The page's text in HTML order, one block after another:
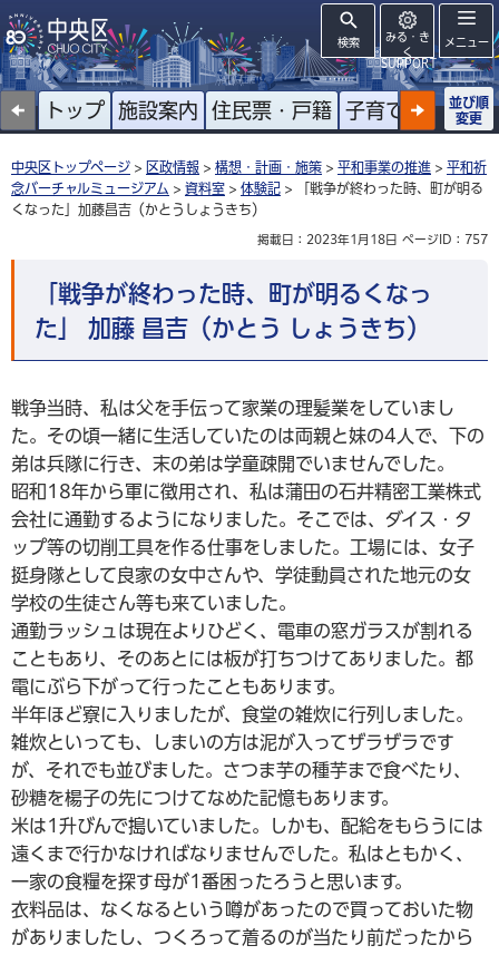
検索
みる・き
く
SUPPORT
メニュー
トップ 施設案内 住民票・戸籍 子育て 高齢者
並び順
変更
中央区トップページ > 区政情報 > 構想・計画・施策 > 平和事業の推進 > 平和祈
念バーチャルミュージアム > 資料室 > 体験記 > 「戦争が終わった時、町が明る
くなった」加藤昌吉（かとうしょうきち）
掲載日：2023年1月18日 ページID：757
「戦争が終わった時、町が明るくなっ
た」 加藤 昌吉（かとう しょうきち）
戦争当時、私は父を手伝って家業の理髪業をしていまし
た。その頃一緒に生活していたのは両親と妹の4人で、下の
弟は兵隊に行き、末の弟は学童疎開でいませんでした。
昭和18年から軍に徴用され、私は蒲田の石井精密工業株式
会社に通勤するようになりました。そこでは、ダイス・タ
ップ等の切削工具を作る仕事をしました。工場には、女子
挺身隊として良家の女中さんや、学徒動員された地元の女
学校の生徒さん等も来ていました。
通勤ラッシュは現在よりひどく、電車の窓ガラスが割れる
こともあり、そのあとには板が打ちつけてありました。都
電にぶら下がって行ったこともあります。
半年ほど寮に入りましたが、食堂の雑炊に行列しました。
雑炊といっても、しまいの方は泥が入ってザラザラです
が、それでも並びました。さつま芋の種芋まで食べたり、
砂糖を楊子の先につけてなめた記憶もあります。
米は1升びんで搗いていました。しかも、配給をもらうには
遠くまで行かなければなりませんでした。私はともかく、
一家の食糧を探す母が1番困ったろうと思います。
衣料品は、なくなるという噂があったので買っておいた物
がありましたし、つくろって着るのが当たり前だったから